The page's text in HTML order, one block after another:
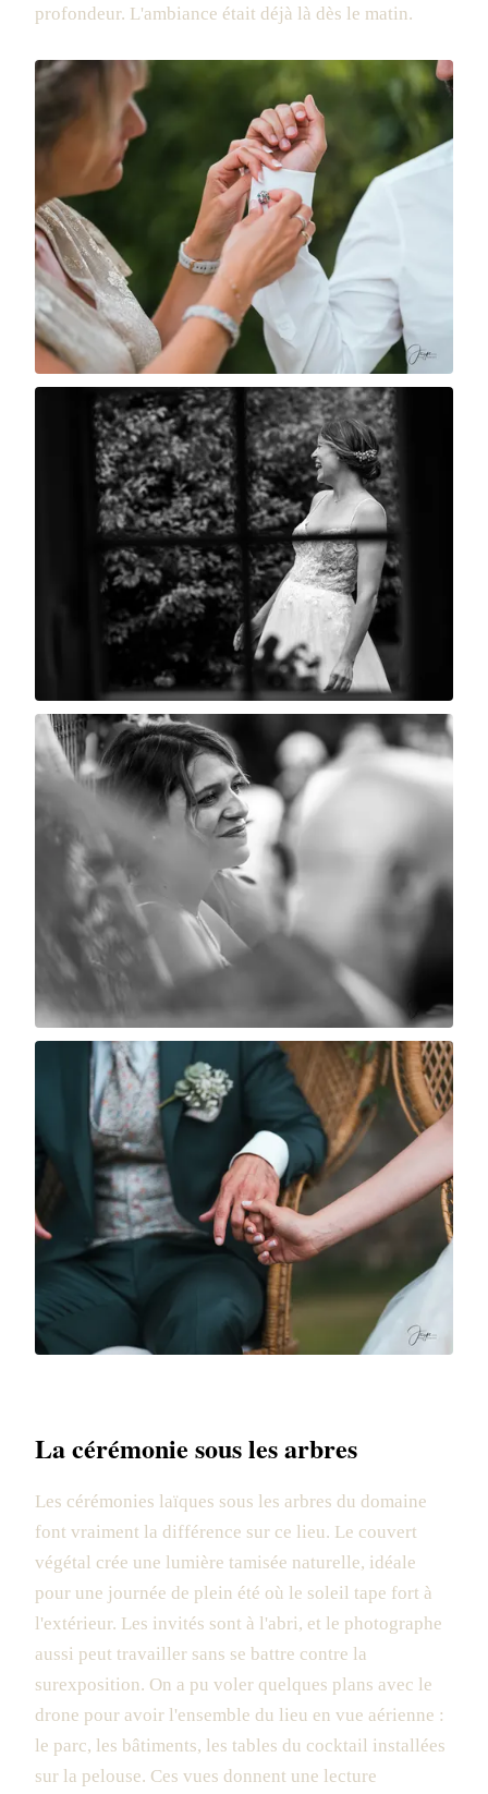
profondeur. L'ambiance était déjà là dès le matin.
La cérémonie sous les arbres
Les cérémonies laïques sous les arbres du domaine
font vraiment la différence sur ce lieu. Le couvert
végétal crée une lumière tamisée naturelle, idéale
pour une journée de plein été où le soleil tape fort à
l'extérieur. Les invités sont à l'abri, et le photographe
aussi peut travailler sans se battre contre la
surexposition. On a pu voler quelques plans avec le
drone pour avoir l'ensemble du lieu en vue aérienne :
le parc, les bâtiments, les tables du cocktail installées
sur la pelouse. Ces vues donnent une lecture